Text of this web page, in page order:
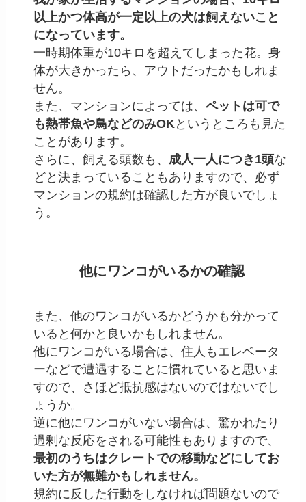
以上かつ体高が一定以上の犬は飼えないこと
になっています。
一時期体重が10キロを超えてしまった花。身
体が大きかったら、アウトだったかもしれま
せん。
また、マンションによっては、ペットは可で
も熱帯魚や鳥などのみOK というところも見た
ことがあります。
さらに、飼える頭数も、 成人一人につき1頭な
どと決まっていることもありますので、必ず
マンションの規約は確認した方が良いでしょ
う。
他にワンコがいるかの確認
また、他のワンコがいるかどうかも分かって
いると何かと良いかもしれません。
他にワンコがいる場合は、住人もエレベータ
ーなどで遭遇することに慣れていると思いま
すので、さほど抵抗感はないのではないでし
ょうか。
逆に他にワンコがいない場合は、驚かれたり
過剰な反応をされる可能性もありますので、
最初のうちはクレートでの移動などにしてお
いた方が無難かもしれません。
規約に反した行動をしなければ問題ないので